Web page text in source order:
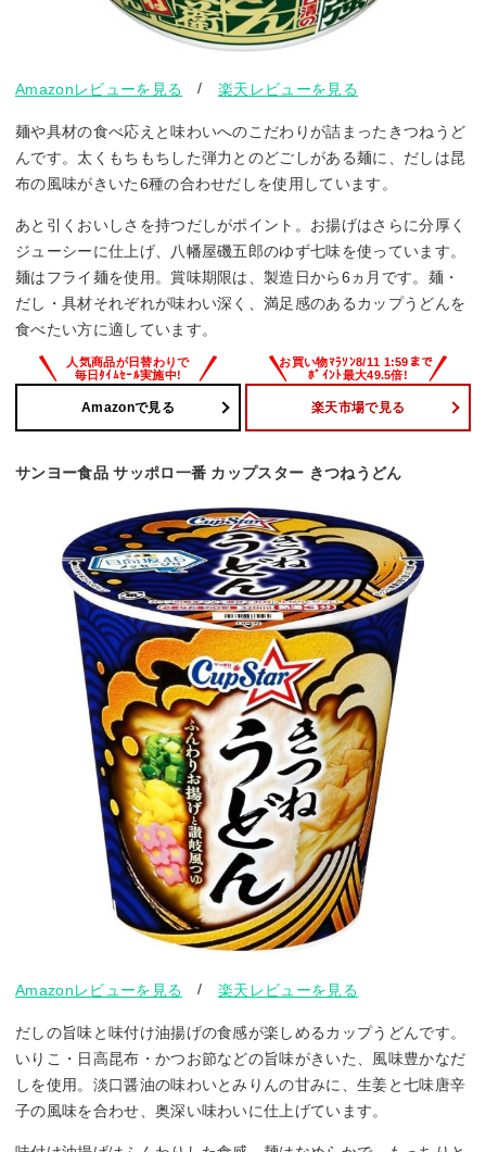
Amazonレビューを見る /楽天レビューを見る
麺や具材の食べ応えと味わいへのこだわりが詰まったきつねうど
んです。太くもちもちした弾力とのどごしがある麺に、だしは昆
布の風味がきいた6種の合わせだしを使用しています。
あと引くおいしさを持つだしがポイント。お揚げはさらに分厚く
ジューシーに仕上げ、八幡屋磯五郎のゆず七味を使っています。
麺はフライ麺を使用。賞味期限は、製造日から6ヵ月です。麺・
だし・具材それぞれが味わい深く、満足感のあるカップうどんを
食べたい方に適しています。
Amazonで見る 楽天市場で見る
サンヨー食品 サッポロ一番 カップスター きつねうどん
Amazonレビューを見る /楽天レビューを見る
だしの旨味と味付け油揚げの食感が楽しめるカップうどんです。
いりこ・日高昆布・かつお節などの旨味がきいた、風味豊かなだ
しを使用。淡口醤油の味わいとみりんの甘みに、生姜と七味唐辛
子の風味を合わせ、奥深い味わいに仕上げています。